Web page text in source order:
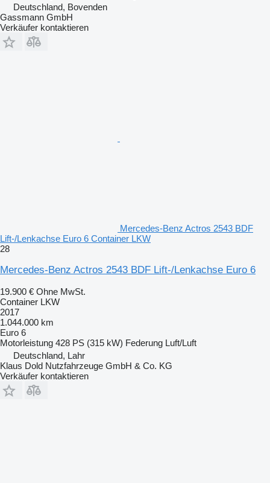
Deutschland, Bovenden
Gassmann GmbH
Verkäufer kontaktieren
Mercedes-Benz Actros 2543 BDF
Lift-/Lenkachse Euro 6 Container LKW
28
Mercedes-Benz Actros 2543 BDF Lift-/Lenkachse Euro 6
19.900 € Ohne MwSt.
Container LKW
2017
1.044.000 km
Euro 6
Motorleistung 428 PS (315 kW) Federung Luft/Luft
Deutschland, Lahr
Klaus Dold Nutzfahrzeuge GmbH & Co. KG
Verkäufer kontaktieren